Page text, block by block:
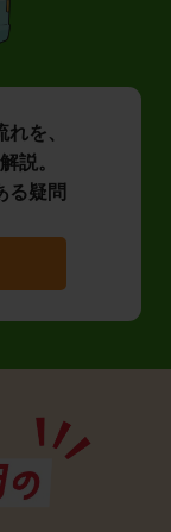
を、
説。
る疑問